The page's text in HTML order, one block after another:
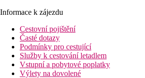
Informace k zájezdu
Cestovní pojištění
Časté dotazy
Podmínky pro cestující
Služby k cestování letadlem
Vstupní a pobytové poplatky
Výlety na dovolené